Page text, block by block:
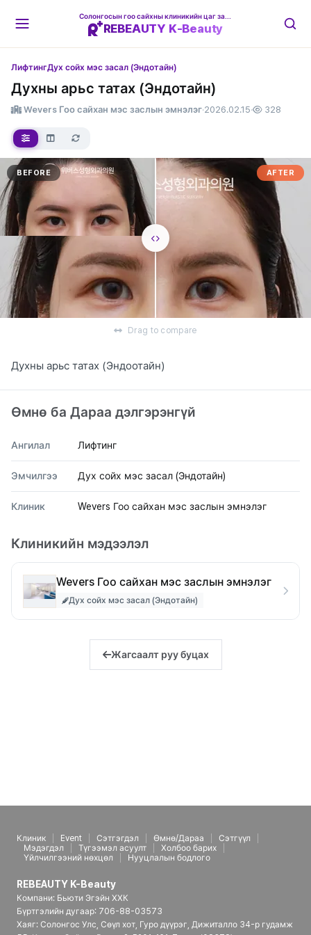
REBEAUTY K-Beauty
ЛифтингДух сойх мэс засал (Эндотайн)
Духны арьс татах (Эндотайн)
Wevers Гоо сайхан мэс заслын эмнэлэг·2026.02.15· 328
AFTER
BEFORE
Drag to compare
Духны арьс татах (Эндоотайн)
Өмнө ба Дараа дэлгэрэнгүй
Ангилал Лифтинг
Эмчилгээ Дух сойх мэс засал (Эндотайн)
Клиник Wevers Гоо сайхан мэс заслын эмнэлэг
Клиникийн мэдээлэл
Wevers Гоо сайхан мэс заслын эмнэлэг
Дух сойх мэс засал (Эндотайн)
Жагсаалт руу буцах
Клиник Event Сэтгэгдэл Өмнө/Дараа
Сэтгүүл
Мэдэгдэл
Түгээмэл асуулт
Холбоо барих
Үйлчилгээний нөхцөл
Нууцлалын бодлого
REBEAUTY K-Beauty
Компани: Бьюти Эгэйн ХХК
Бүртгэлийн дугаар: 706-88-03573
Хаяг: Солонгос Улс, Сөүл хот, Гуро дүүрэг, Дижиталло 34-р гудамж